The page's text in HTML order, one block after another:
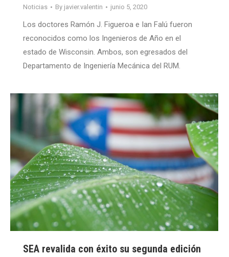
Noticias By javier.valentin junio 5, 2020
Los doctores Ramón J. Figueroa e Ian Falú fueron
reconocidos como los Ingenieros de Año en el
estado de Wisconsin. Ambos, son egresados del
Departamento de Ingeniería Mecánica del RUM.
SEA revalida con éxito su segunda edición